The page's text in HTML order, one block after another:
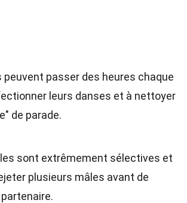
peuvent passer des heures chaque
leurs danses et à nettoyer
de parade.
sont extrêmement sélectives et
plusieurs mâles avant de